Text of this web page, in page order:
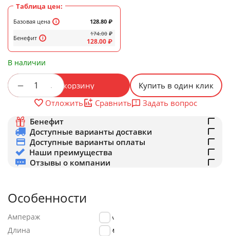
Таблица цен:
Базовая цена
Бенефит
128.80 ₽
174.00 ₽
128.00₽
В наличии
+
− В корзину
Купить в один клик
Отложить
Сравнить
Задать вопрос
Бенефит
Доступные варианты доставки
Доступные варианты оплаты
Наши преимущества
Отзывы о компании
Особенности
Ампераж
2.4A
Длина
1.0м